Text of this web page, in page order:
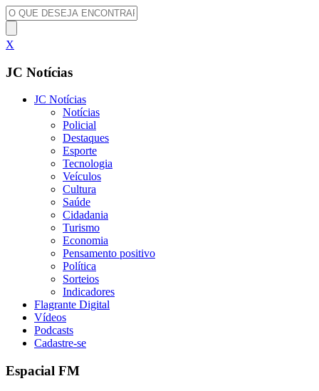
X
JC Notícias
JC Notícias
Notícias
Policial
Destaques
Esporte
Tecnologia
Veículos
Cultura
Saúde
Cidadania
Turismo
Economia
Pensamento positivo
Política
Sorteios
Indicadores
Flagrante Digital
Vídeos
Podcasts
Cadastre-se
Espacial FM